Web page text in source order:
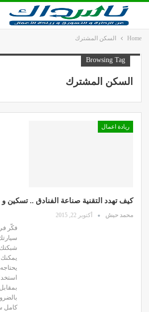
Home السكن المشترك
Browsing Tag
السكن المشترك
ريادة اعمال
كيف تهدد التقنية صناعة الفنادق .. تسكين و AIRBNB مثالاً
محمد حبش أكتوبر 22, 2015
فكّر
كامل